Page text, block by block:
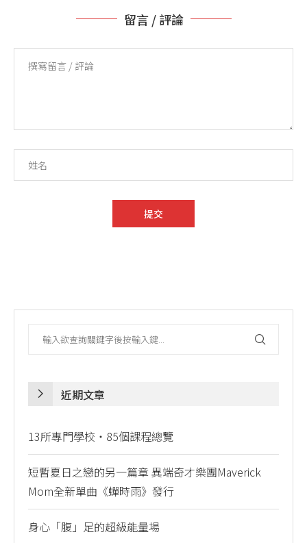
留言 / 評論
近期文章
13所專門學校・85個課程總覽
短暫夏日之戀的另一篇章 異端奇才樂團Maverick
Mom全新單曲《蟬時雨》發行
身心「腹」足的超級能量場